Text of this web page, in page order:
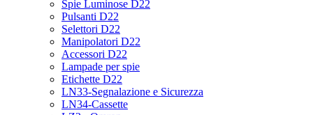
Spie Luminose D22
Pulsanti D22
Selettori D22
Manipolatori D22
Accessori D22
Lampade per spie
Etichette D22
LN33-Segnalazione e Sicurezza
LN34-Cassette